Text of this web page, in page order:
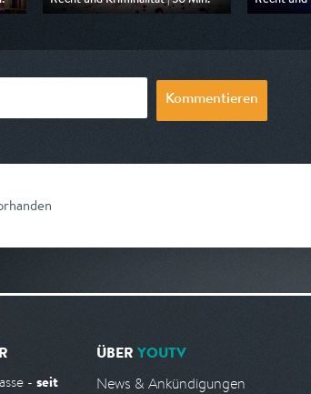
Ausgestrahlt von Nitro
Kommentieren
- seit
ÜBER YOUTV
News & Ankündigungen